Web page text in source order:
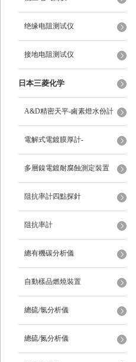
绝缘电阻测试仪
接地电阻测试仪
日本三菱化学
A&D精密天平-鹵素燈水份計
電解式電鍍膜厚計-
多層鎳電鍍耐腐蝕測定裝置
阻抗率計四點探針
阻抗率計
總有機碳分析儀
自動樣品燃燒裝置
總硫/氯分析儀
總硫/氮分析儀